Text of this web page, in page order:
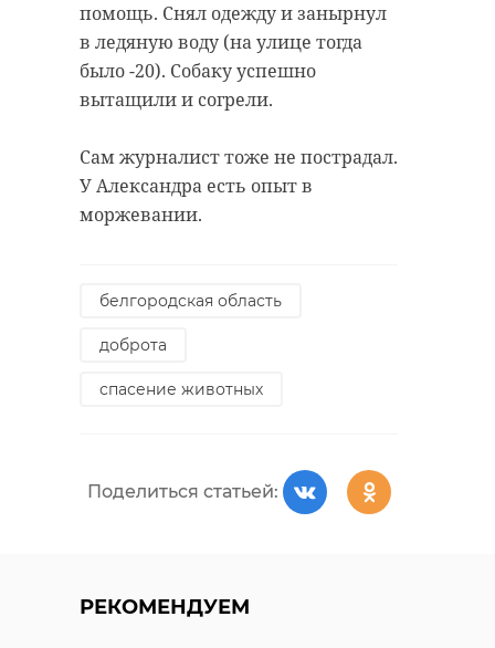
помощь. Снял одежду и занырнул
в ледяную воду (на улице тогда
было -20). Собаку успешно
вытащили и согрели.
Сам журналист тоже не пострадал.
У Александра есть опыт в
моржевании.
белгородская область
доброта
спасение животных
Поделиться статьей:
РЕКОМЕНДУЕМ